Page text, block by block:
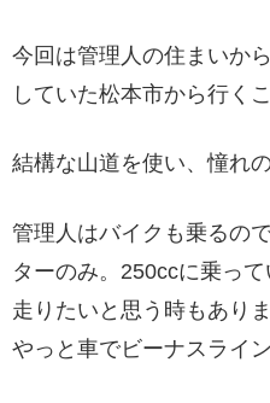
今回は管理人の住まいか
していた松本市から行く
結構な山道を使い、憧れ
管理人はバイクも乗るの
ターのみ。250ccに乗っ
走りたいと思う時もあり
やっと車でビーナスライン